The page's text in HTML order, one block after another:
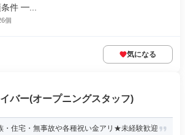
件 ━...
個
気になる
バー(オープニングスタッフ)
・住宅・無事故や各種祝い金アリ★未経験歓迎